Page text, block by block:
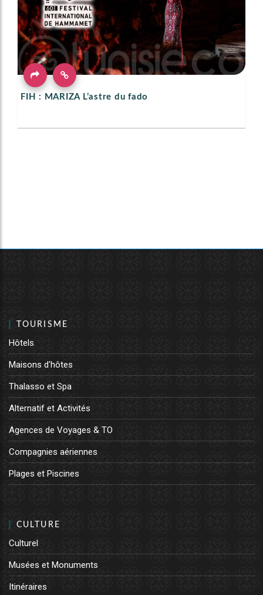
FIH : MARIZA L’astre du fado
TOURISME
Hôtels
Maisons d'hôtes
Thalasso et Spa
Alternatif et Activités
Agences de Voyages & TO
Compagnies aériennes
Plages et Piscines
CULTURE
Culturel
Musées et Monuments
Itinéraires